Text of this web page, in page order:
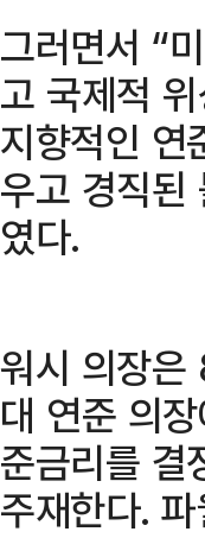
그러면서 “
고 국제적
지향적인 연
우고 경직된
였다.
워시 의장
대 연준 의
준금리를
주재한다.